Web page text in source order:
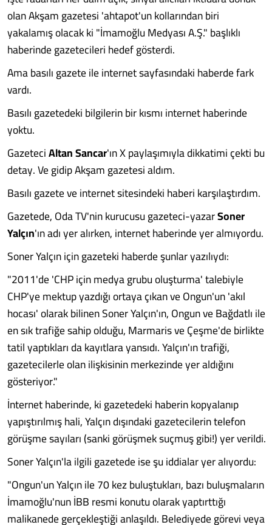
olan Akşam gazetesi 'ahtapot'un kollarından biri
yakalamış olacak ki "İmamoğlu Medyası A.Ş." başlıklı
haberinde gazetecileri hedef gösterdi.
Ama basılı gazete ile internet sayfasındaki haberde fark
vardı.
Basılı gazetedeki bilgilerin bir kısmı internet haberinde
yoktu.
GazeteciAltan Sancar'ın X paylaşımıyla dikkatimi çekti bu
detay. Ve gidip Akşam gazetesi aldım.
Basılı gazete ve internet sitesindeki haberi karşılaştırdım.
Gazetede, Oda TV'nin kurucusu gazeteci-yazarSoner
Yalçın'ın adı yer alırken, internet haberinde yer almıyordu.
Soner Yalçın için gazeteki haberde şunlar yazılıydı:
"2011'de 'CHP için medya grubu oluşturma' talebiyle
CHP'ye mektup yazdığı ortaya çıkan ve Ongun'un 'akıl
hocası' olarak bilinen Soner Yalçın'ın, Ongun ve Bağdatlı ile
en sık trafiğe sahip olduğu, Marmaris ve Çeşme'de birlikte
tatil yaptıkları da kayıtlara yansıdı. Yalçın'ın trafiği,
gazetecilerle olan ilişkisinin merkezinde yer aldığını
gösteriyor."
İnternet haberinde, ki gazetedeki haberin kopyalanıp
yapıştırılmış hali, Yalçın dışındaki gazetecilerin telefon
görüşme sayıları (sanki görüşmek suçmuş gibi!) yer verildi.
Soner Yalçın'la ilgili gazetede ise şu iddialar yer alıyordu:
"Ongun'un Yalçın ile 70 kez buluştukları, bazı buluşmaların
İmamoğlu'nun İBB resmi konutu olarak yaptırttığı
malikanede gerçekleştiği anlaşıldı. Belediyede görevi veya